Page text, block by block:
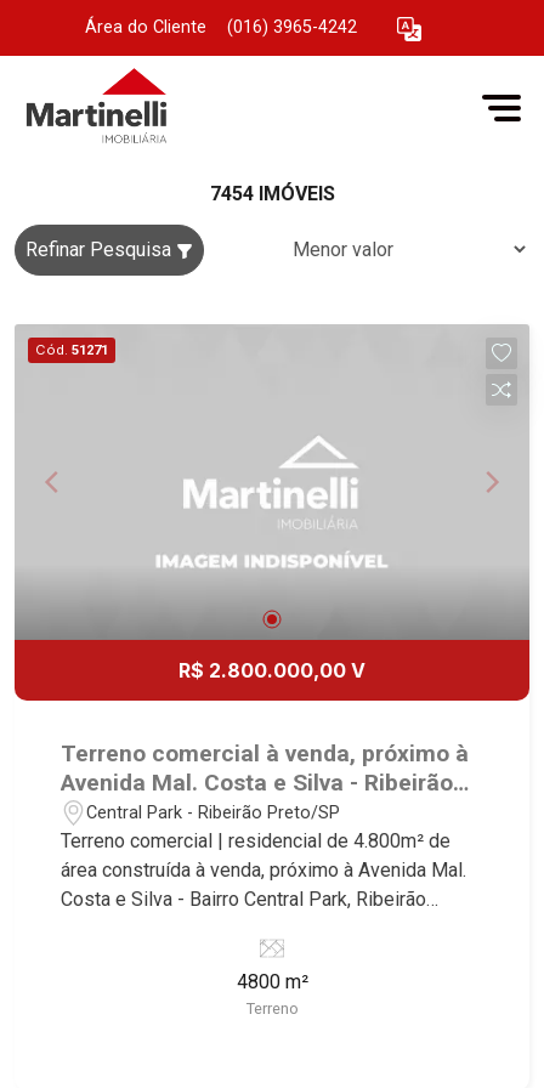
Área do Cliente (016) 3965-4242
7454 IMÓVEIS
Refinar Pesquisa
Cód. 51271
R$ 2.800.000,00 V
Terreno comercial à venda, próximo à
Avenida Mal. Costa e Silva - Ribeirão
Preto/SP.
Central Park - Ribeirão Preto/SP
Terreno comercial | residencial de 4.800m² de
área construída à venda, próximo à Avenida Mal.
Costa e Silva - Bairro Central Park, Ribeirão
imóvel que a Martinelli Imobiliária selecionou
aprovado de 96 apartamentos de uma vaga com
4800 m²
Terreno